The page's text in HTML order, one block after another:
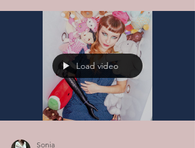
Load video
Sonia